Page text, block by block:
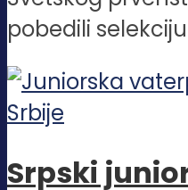
pobedili
Srpski